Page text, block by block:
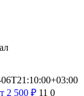
2 500 ₽ 11 0